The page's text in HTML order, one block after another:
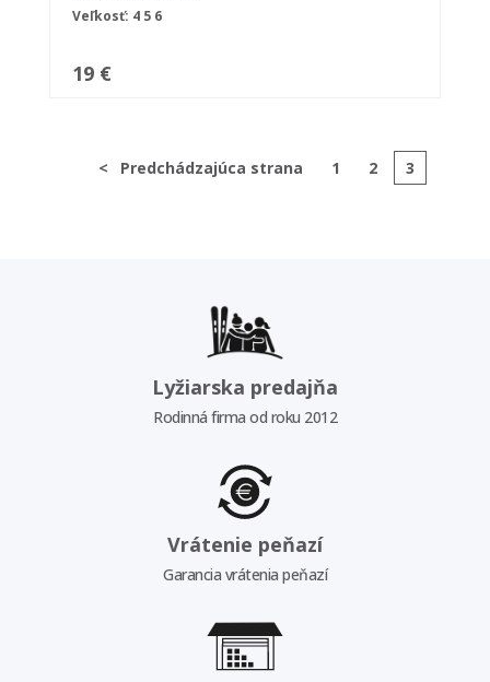
Veľkosť: 4 5 6
19 €
< Predchádzajúca strana 1 2 3
Lyžiarska predajňa
Rodinná firma od roku 2012
Vrátenie peňazí
Garancia vrátenia peňazí